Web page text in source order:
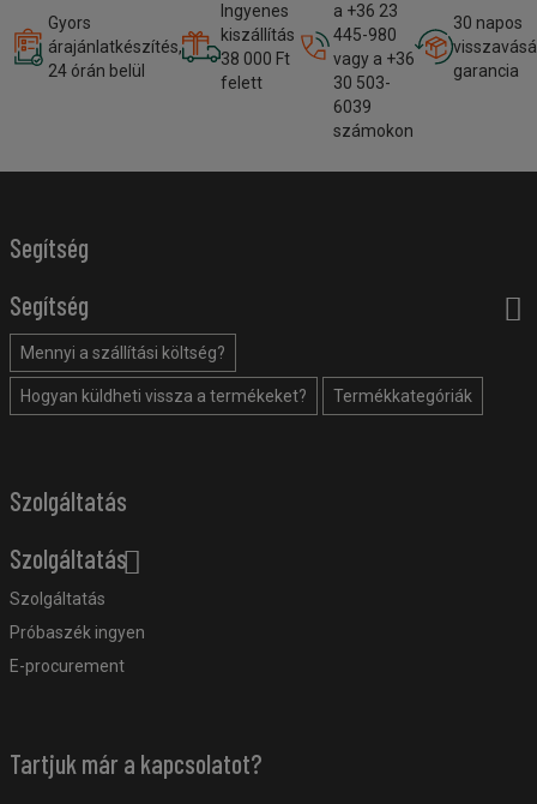
Gyors
árajánlatkészítés,
24 órán belül
Ingyenes
kiszállítás
38 000 Ft
felett
a +36 23
445-980
vagy a +36
30 503-
6039
számokon
30 napos
garancia
Segítség
Segítség
Mennyi a szállítási költség?
Hogyan küldheti vissza a termékeket? Termékkategóriák
Szolgáltatás
Szolgáltatás
Szolgáltatás
Próbaszék ingyen
E-procurement
Tartjuk már a kapcsolatot?